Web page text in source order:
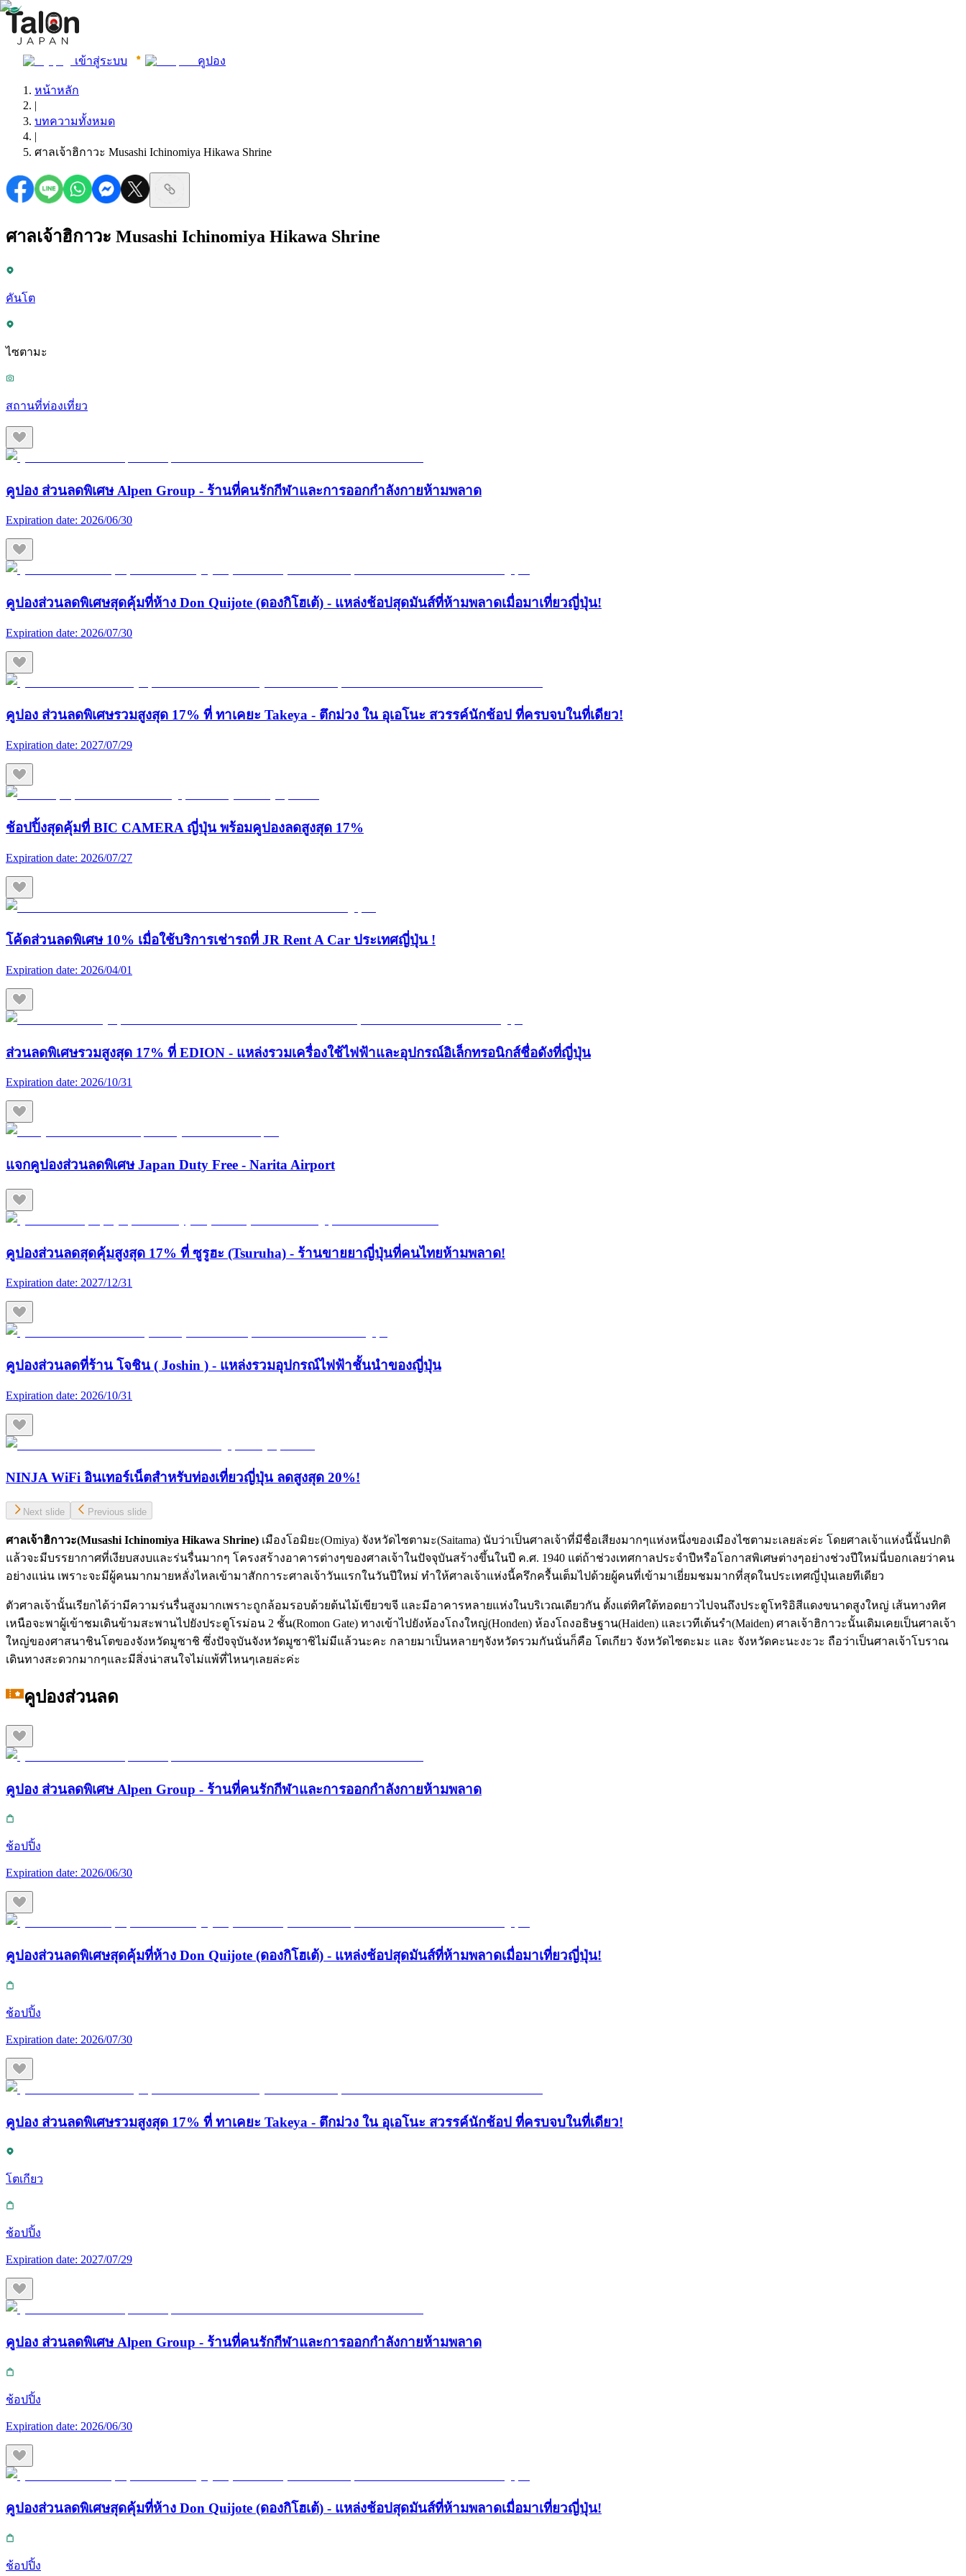
เข้าสู่ระบบ คูปอง
หน้าหลัก
|
บทความทั้งหมด
|
ศาลเจ้าฮิกาวะ Musashi Ichinomiya Hikawa Shrine
ศาลเจ้าฮิกาวะ Musashi Ichinomiya Hikawa Shrine
คันโต
ไซตามะ
สถานที่ท่องเที่ยว
คูปอง ส่วนลดพิเศษ Alpen Group - ร้านที่คนรักกีฬาและการออกกำลังกายห้ามพลาด
Expiration date: 2026/06/30
คูปองส่วนลดพิเศษสุดคุ้มที่ห้าง Don Quijote (ดองกิโฮเต้) - แหล่งช้อปสุดมันส์ที่ห้ามพลาดเมื่อมาเที่ยวญี่ปุ่น!
Expiration date: 2026/07/30
คูปอง ส่วนลดพิเศษรวมสูงสุด 17% ที่ ทาเคยะ Takeya - ตึกม่วง ใน อุเอโนะ สวรรค์นักช้อป ที่ครบจบในที่เดียว!
Expiration date: 2027/07/29
ช้อปปิ้งสุดคุ้มที่ BIC CAMERA ญี่ปุ่น พร้อมคูปองลดสูงสุด 17%
Expiration date: 2026/07/27
โค้ดส่วนลดพิเศษ 10% เมื่อใช้บริการเช่ารถที่ JR Rent A Car ประเทศญี่ปุ่น !
Expiration date: 2026/04/01
ส่วนลดพิเศษรวมสูงสุด 17% ที่ EDION - แหล่งรวมเครื่องใช้ไฟฟ้าและอุปกรณ์อิเล็กทรอนิกส์ชื่อดังที่ญี่ปุ่น
Expiration date: 2026/10/31
แจกคูปองส่วนลดพิเศษ Japan Duty Free - Narita Airport
คูปองส่วนลดสุดคุ้มสูงสุด 17% ที่ ซูรูฮะ (Tsuruha) - ร้านขายยาญี่ปุ่นที่คนไทยห้ามพลาด!
Expiration date: 2027/12/31
คูปองส่วนลดที่ร้าน โจชิน ( Joshin ) - แหล่งรวมอุปกรณ์ไฟฟ้าชั้นนำของญี่ปุ่น
Expiration date: 2026/10/31
NINJA WiFi อินเทอร์เน็ตสำหรับท่องเที่ยวญี่ปุ่น ลดสูงสุด 20%!
Next slide Previous slide
ศาลเจ้าฮิกาวะ(Musashi Ichinomiya Hikawa Shrine) เมืองโอมิยะ(Omiya) จังหวัดไซตามะ(Saitama) นับว่าเป็นศาลเจ้าที่มีชื่อเสียงมากๆแห่งหนึ่งของเมืองไซตามะเลยล่ะค่ะ โดยศาลเจ้าแห่งนี้นั้นปกติ
แล้วจะมีบรรยากาศที่เงียบสงบและร่นรื่นมากๆ โครงสร้างอาคารต่างๆของศาลเจ้าในปัจจุบันสร้างขึ้นในปี ค.ศ. 1940 แต่ถ้าช่วงเทศกาลประจำปีหรือโอกาสพิเศษต่างๆอย่างช่วงปีใหม่นี่บอกเลยว่าคน
อย่างแน่น เพราะจะมีผู้คนมากมายหลั่งไหลเข้ามาสักการะศาลเจ้าวันแรกในวันปีใหม่ ทำให้ศาลเจ้าแห่งนี้ครึกครื้นเต็มไปด้วยผู้คนที่เข้ามาเยี่ยมชมมากที่สุดในประเทศญี่ปุ่นเลยทีเดียว
ตัวศาลเจ้านั้นเรียกได้ว่ามีความร่นรื่นสูงมากเพราะถูกล้อมรอบด้วยต้นไม้เขียวขจี และมีอาคารหลายแห่งในบริเวณเดียวกัน ตั้งแต่ทิศใต้ทอดยาวไปจนถึงประตูโทริอิสีแดงขนาดสูงใหญ่ เส้นทางทิศ
เหนือจะพาผู้เข้าชมเดินข้ามสะพานไปยังประตูโรม่อน 2 ชั้น(Romon Gate) ทางเข้าไปยังห้องโถงใหญ่(Honden) ห้องโถงอธิษฐาน(Haiden) และเวทีเต้นรำ(Maiden) ศาลเจ้าฮิกาวะนั้นเดิมเคยเป็นศาลเจ้า
ใหญ่ของศาสนาชินโตของจังหวัดมูซาชิ ซึ่งปัจจุบันจังหวัดมูซาชิไม่มีแล้วนะคะ กลายมาเป็นหลายๆจังหวัดรวมกันนั่นก็คือ โตเกียว จังหวัดไซตะมะ และ จังหวัดคะนะงะวะ ถือว่าเป็นศาลเจ้าโบราณ
เดินทางสะดวกมากๆและมีสิ่งน่าสนใจไม่แพ้ที่ไหนๆเลยล่ะค่ะ
คูปองส่วนลด
คูปอง ส่วนลดพิเศษ Alpen Group - ร้านที่คนรักกีฬาและการออกกำลังกายห้ามพลาด
ช้อปปิ้ง
Expiration date: 2026/06/30
คูปองส่วนลดพิเศษสุดคุ้มที่ห้าง Don Quijote (ดองกิโฮเต้) - แหล่งช้อปสุดมันส์ที่ห้ามพลาดเมื่อมาเที่ยวญี่ปุ่น!
ช้อปปิ้ง
Expiration date: 2026/07/30
คูปอง ส่วนลดพิเศษรวมสูงสุด 17% ที่ ทาเคยะ Takeya - ตึกม่วง ใน อุเอโนะ สวรรค์นักช้อป ที่ครบจบในที่เดียว!
โตเกียว
ช้อปปิ้ง
Expiration date: 2027/07/29
คูปอง ส่วนลดพิเศษ Alpen Group - ร้านที่คนรักกีฬาและการออกกำลังกายห้ามพลาด
ช้อปปิ้ง
Expiration date: 2026/06/30
คูปองส่วนลดพิเศษสุดคุ้มที่ห้าง Don Quijote (ดองกิโฮเต้) - แหล่งช้อปสุดมันส์ที่ห้ามพลาดเมื่อมาเที่ยวญี่ปุ่น!
ช้อปปิ้ง